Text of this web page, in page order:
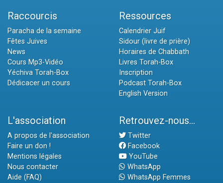
Raccourcis
Paracha de la semaine
Fêtes Juives
News
Cours Mp3-Vidéo
Yéchiva Torah-Box
Dédicacer un cours
Ressources
Calendrier Juif
Sidour (livre de prière)
Horaires de Chabbath
Livres Torah-Box
Inscription
Podcast Torah-Box
English Version
L'association
A propos de l'association
Faire un don !
Mentions légales
Nous contacter
Aide (FAQ)
Retrouvez-nous...
Twitter
Facebook
YouTube
WhatsApp
WhatsApp Femmes